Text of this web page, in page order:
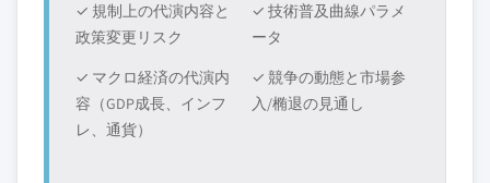
✓ 規制上の代演内容と
政策変更リスク
✓ 技術普及曲線パラメ
ータ
✓ マクロ経済の代演内
容（GDP成長、インフ
レ、通貨）
✓ 競争の動態と市場参
入/椭退の見通し